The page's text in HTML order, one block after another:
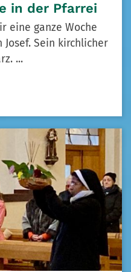
in der Pfarrei
eine ganze Woche
Sein kirchlicher
...